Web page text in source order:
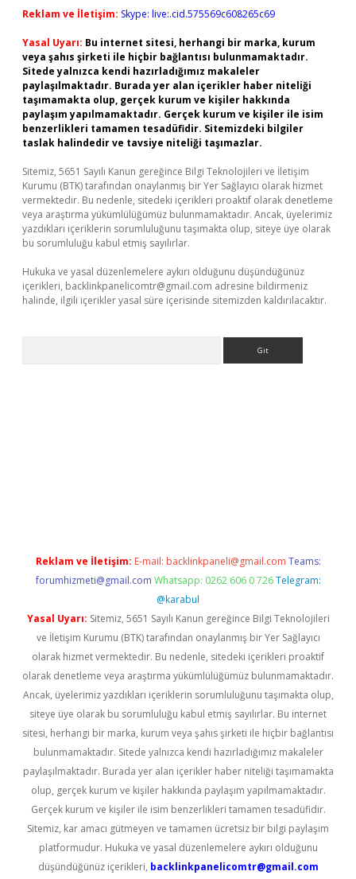
Reklam ve İletişim: Skype: live:.cid.575569c608265c69
Yasal Uyarı: Bu internet sitesi, herhangi bir marka, kurum
veya şahıs şirketi ile hiçbir bağlantısı bulunmamaktadır.
Sitede yalnızca kendi hazırladığımız makaleler
paylaşılmaktadır. Burada yer alan içerikler haber niteliği
taşımamakta olup, gerçek kurum ve kişiler hakkında
paylaşım yapılmamaktadır. Gerçek kurum ve kişiler ile isim
benzerlikleri tamamen tesadüfidir. Sitemizdeki bilgiler
taslak halindedir ve tavsiye niteliği taşımazlar.
Sitemiz, 5651 Sayılı Kanun gereğince Bilgi Teknolojileri ve İletişim
Kurumu (BTK) tarafından onaylanmış bir Yer Sağlayıcı olarak hizmet
vermektedir. Bu nedenle, sitedeki içerikleri proaktif olarak denetleme
veya araştırma yükümlülüğümüz bulunmamaktadır. Ancak, üyelerimiz
yazdıkları içeriklerin sorumluluğunu taşımakta olup, siteye üye olarak
bu sorumluluğu kabul etmiş sayılırlar.
Hukuka ve yasal düzenlemelere aykırı olduğunu düşündüğünüz
içerikleri, backlinkpanelicomtr@gmail.com adresine bildirmeniz
halinde, ilgili içerikler yasal süre içerisinde sitemizden kaldırılacaktır.
Reklam ve İletişim: E-mail: backlinkpaneli@gmail.com Teams:
forumhizmeti@gmail.com Whatsapp: 0262 606 0 726 Telegram:
@karabul
Yasal Uyarı: Sitemiz, 5651 Sayılı Kanun gereğince Bilgi Teknolojileri
ve İletişim Kurumu (BTK) tarafından onaylanmış bir Yer Sağlayıcı
olarak hizmet vermektedir. Bu nedenle, sitedeki içerikleri proaktif
olarak denetleme veya araştırma yükümlülüğümüz bulunmamaktadır.
Ancak, üyelerimiz yazdıkları içeriklerin sorumluluğunu taşımakta olup,
siteye üye olarak bu sorumluluğu kabul etmiş sayılırlar. Bu internet
sitesi, herhangi bir marka, kurum veya şahıs şirketi ile hiçbir bağlantısı
bulunmamaktadır. Sitede yalnızca kendi hazırladığımız makaleler
paylaşılmaktadır. Burada yer alan içerikler haber niteliği taşımamakta
olup, gerçek kurum ve kişiler hakkında paylaşım yapılmamaktadır.
Gerçek kurum ve kişiler ile isim benzerlikleri tamamen tesadüfidir.
Sitemiz, kar amacı gütmeyen ve tamamen ücretsiz bir bilgi paylaşım
platformudur. Hukuka ve yasal düzenlemelere aykırı olduğunu
düşündüğünüz içerikleri, backlinkpanelicomtr@gmail.com